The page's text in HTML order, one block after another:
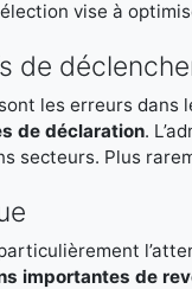
vise à
de
les erreurs
de déclaration.
secteurs. Plus
importantes de